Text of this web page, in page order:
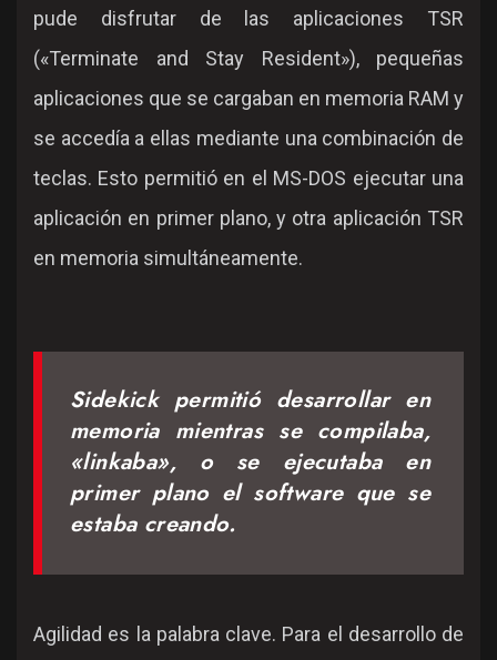
pude disfrutar de las aplicaciones TSR
(«Terminate and Stay Resident»), pequeñas
aplicaciones que se cargaban en memoria RAM y
se accedía a ellas mediante una combinación de
teclas. Esto permitió en el MS-DOS ejecutar una
aplicación en primer plano, y otra aplicación TSR
en memoria simultáneamente.
Sidekick permitió desarrollar en
memoria mientras se compilaba,
«linkaba», o se ejecutaba en
primer plano el software que se
estaba creando.
Agilidad es la palabra clave. Para el desarrollo de